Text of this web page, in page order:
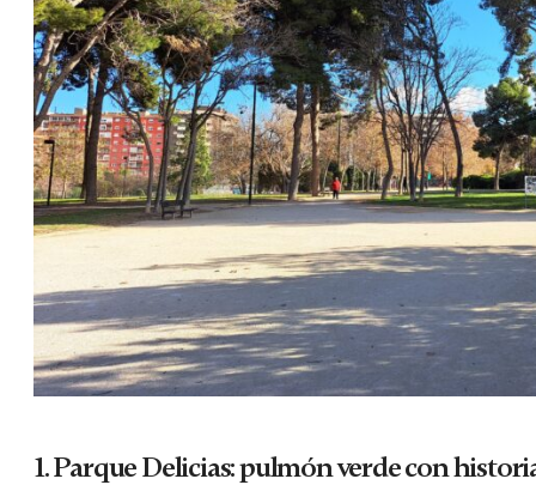
1. Parque Delicias: pulmón verde con